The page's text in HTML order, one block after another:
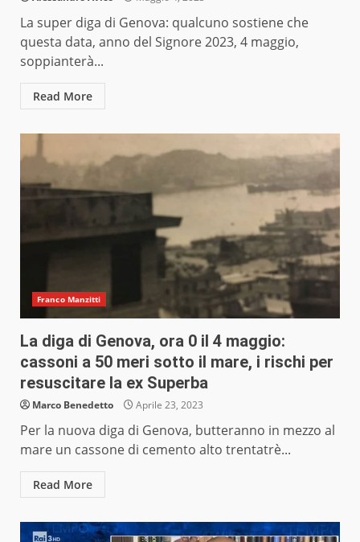
La super diga di Genova: qualcuno sostiene che
questa data, anno del Signore 2023, 4 maggio,
soppianterà...
Read More
Franco Manzitti
La diga di Genova, ora 0 il 4 maggio:
cassoni a 50 meri sotto il mare, i rischi per
resuscitare la ex Superba
Marco Benedetto Aprile 23, 2023
Per la nuova diga di Genova, butteranno in mezzo al
mare un cassone di cemento alto trentatrè...
Read More